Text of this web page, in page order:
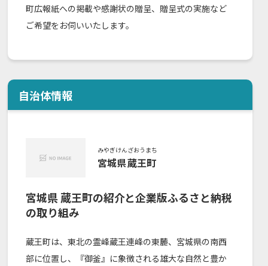
町広報紙への掲載や感謝状の贈呈、贈呈式の実施など
ご希望をお伺いいたします。
自治体情報
みやぎけん
宮城県
ざおうまち
蔵王町
宮城県蔵王町の紹介と企業版ふるさと納税
の取り組み
蔵王町は、東北の霊峰蔵王連峰の東麓、宮城県の南西
部に位置し、『御釜』に象徴される雄大な自然と豊か